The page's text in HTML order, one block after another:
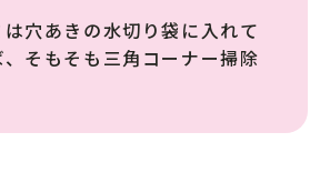
穴あきの水切り袋に入れて
そもそも三角コーナー掃除